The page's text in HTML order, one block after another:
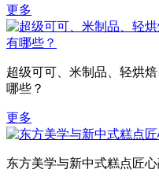
更多
超级可可、米制品、轻烘
哪些？
更多
东方美学与新中式糕点匠